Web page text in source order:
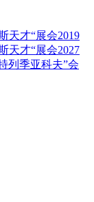
天才“展会2019
天才“展会2027
列季亚科夫”会